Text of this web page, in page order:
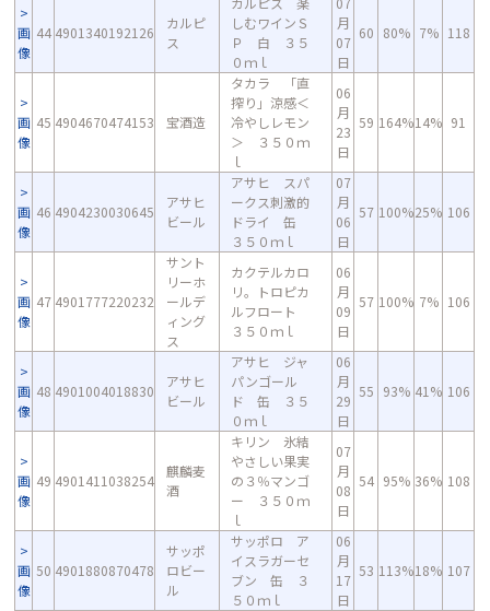
画
像
44 4901340192126
カルピ
ス
しむワインＳ
Ｐ 白 ３５
０ｍｌ
月
07
日
60 80% 7% 118
画
像
45 4904670474153 宝酒造
タカラ 「直
搾り」涼感＜
冷やしレモン
＞ ３５０ｍ
ｌ
06
月
23
日
59 164%14% 91
画
像
46 4904230030645
アサヒ
ビール
アサヒ スパ
ークス刺激的
ドライ 缶
３５０ｍｌ
07
月
06
日
57 100%25% 106
画
像
47 4901777220232
サント
リーホ
ールデ
ィング
ス
カクテルカロ
リ。トロピカ
ルフロート
３５０ｍｌ
06
月
09
日
57 100% 7% 106
画
像
48 4901004018830
アサヒ
ビール
アサヒ ジャ
パンゴール
ド 缶 ３５
０ｍｌ
06
月
29
日
55 93% 41% 106
画
像
49 4901411038254
麒麟麦
酒
キリン 氷結
やさしい果実
の３％マンゴ
ー ３５０ｍ
ｌ
07
月
08
日
54 95% 36% 108
画
像
50 4901880870478
サッポ
ロビー
ル
サッポロ ア
イスラガーセ
ブン 缶 ３
５０ｍｌ
06
月
17
日
53 113%18% 107